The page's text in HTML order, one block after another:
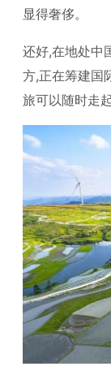
显得奢侈。
还好,在地处中
方,正在筹建国
旅可以随时走起